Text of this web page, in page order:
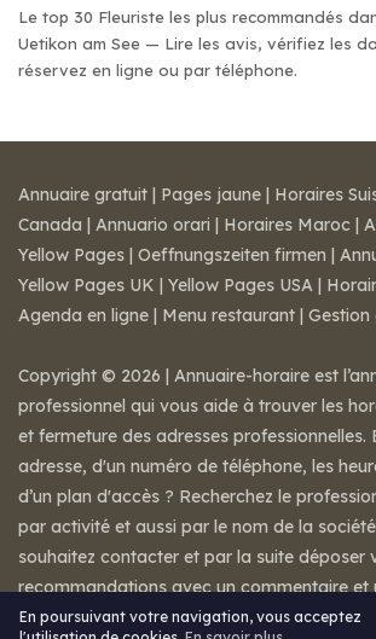
Le top 30 Fleuriste les plus recommandés
Uetikon am See — Lire les avis, vérifiez les
réservez en ligne ou par téléphone.
En poursuivant votre navigation, vous acceptez
Annuaire gratuit | Pages jaune | Horaires
Canada | Annuario orari | Horaires Maroc |
Yellow Pages | Oeffnungszeiten firmen |
Yellow Pages UK | Yellow Pages USA |
Agenda en ligne | Menu restaurant | Gestion
Copyright © 2026 | Annuaire-horaire est
professionnel qui vous aide à trouver les
et fermeture des adresses professionnelles.
adresse, d'un numéro de téléphone, les
d’un plan d'accès ? Recherchez le
par activité et aussi par le nom de la
souhaitez contacter et par la suite déposer
recommandations avec un commentaire et
Mentions légales-Conditions de ventes-